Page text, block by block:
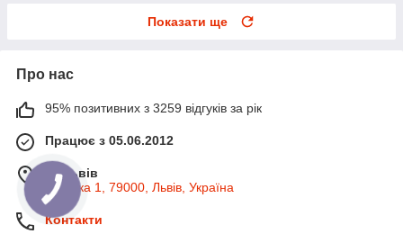
Показати ще
Про нас
95% позитивних з 3259 відгуків за рік
Працює з 05.06.2012
м. Львів
Широка 1, 79000, Львів, Україна
Контакти